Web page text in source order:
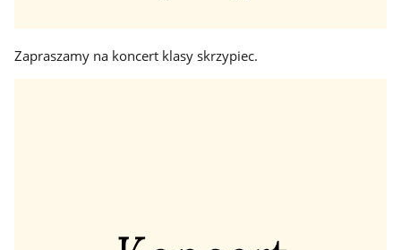
Zapraszamy na koncert klasy skrzypiec.